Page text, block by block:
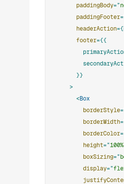
paddingBody="
paddingFooter=
headerAction={
footer={{
}}
>
<Box
borderStyle=
borderWidth=
borderColor=
height="100%
boxSizing="
display="